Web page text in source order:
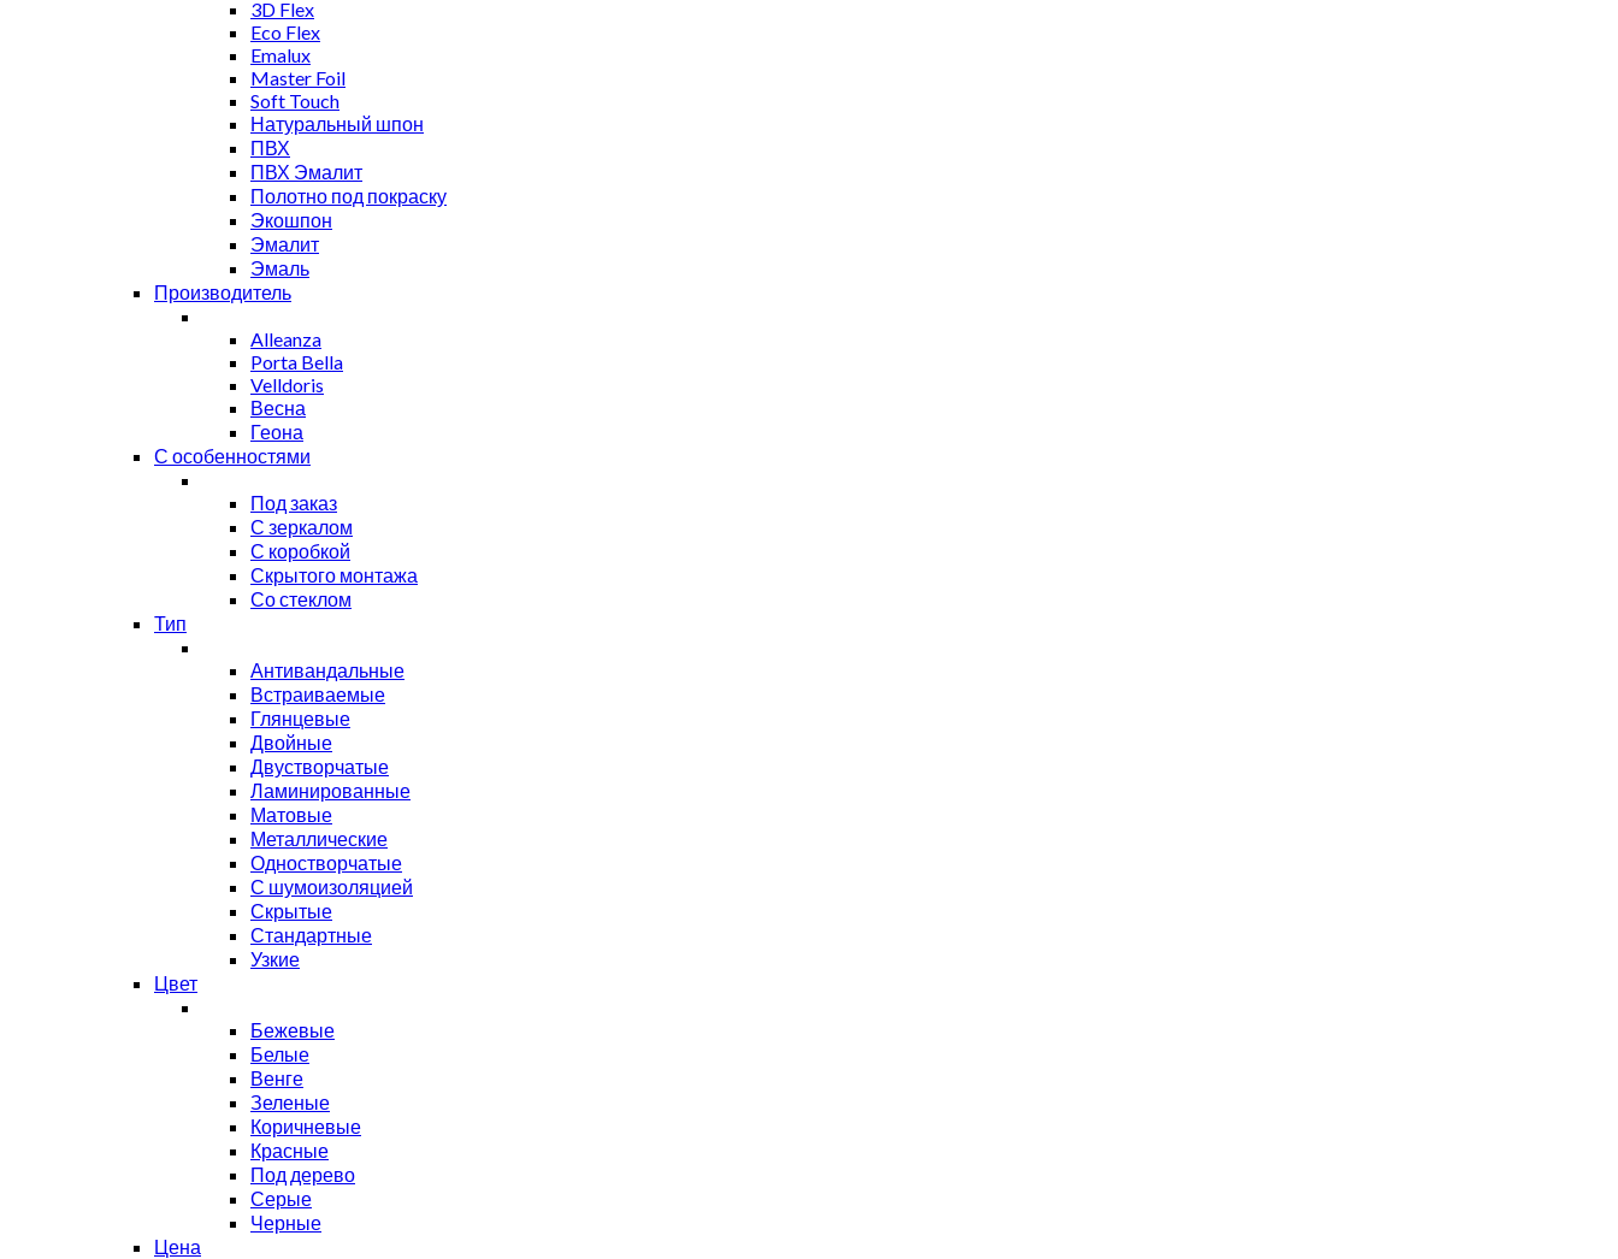
3D Flex
Eco Flex
Emalux
Master Foil
Soft Touch
Натуральный шпон
ПВХ
ПВХ Эмалит
Полотно под покраску
Экошпон
Эмалит
Эмаль
Производитель
Alleanza
Porta Bella
Velldoris
Весна
Геона
С особенностями
Под заказ
С зеркалом
С коробкой
Скрытого монтажа
Со стеклом
Тип
Антивандальные
Встраиваемые
Глянцевые
Двойные
Двустворчатые
Ламинированные
Матовые
Металлические
Одностворчатые
С шумоизоляцией
Скрытые
Стандартные
Узкие
Цвет
Бежевые
Белые
Венге
Зеленые
Коричневые
Красные
Под дерево
Серые
Черные
Цена